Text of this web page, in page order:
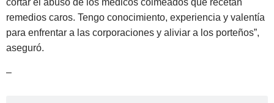
cortar el abuso de los médicos coimeados que recetan
remedios caros. Tengo conocimiento, experiencia y valentía
para enfrentar a las corporaciones y aliviar a los porteños”,
aseguró.
–